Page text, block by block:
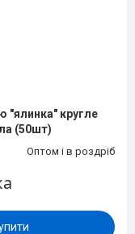
"ялинка" кругле
(50шт)
Оптом і в роздріб